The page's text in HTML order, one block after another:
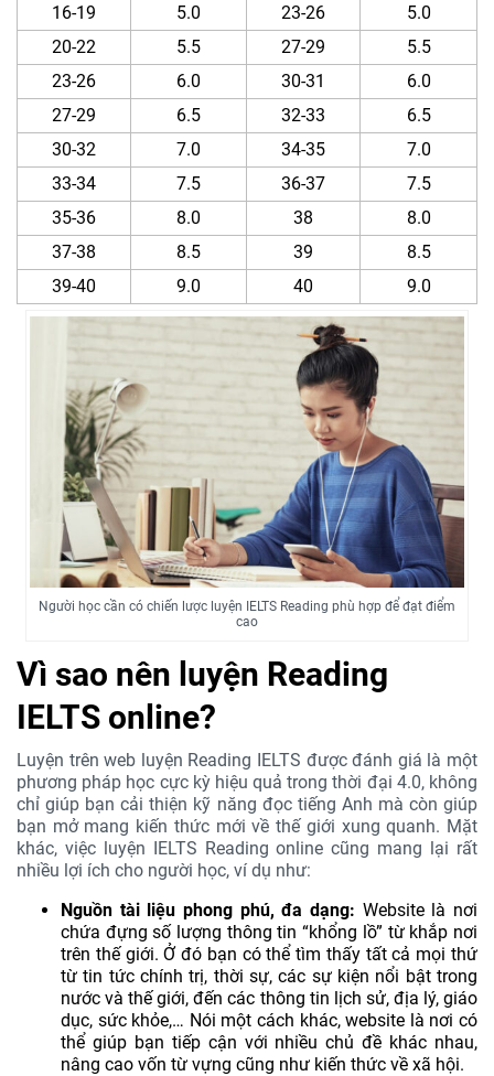
16-19
5.0 23-26
5.0
20-22
5.5 27-29
5.5
23-26
6.0 30-31
6.0
27-29
6.5 32-33
6.5
30-32
7.0 34-35
7.0
33-34
7.5 36-37
7.5
35-36
8.0 38
8.0
37-38
8.5 39
8.5
39-40
9.0 40 9.0
Người học cần có chiến lược luyện IELTS Reading phù hợp để đạt điểm
cao
Vì sao nên luyện Reading
IELTS online?
Luyện trên web luyện Reading IELTS được đánh giá là một
phương pháp học cực kỳ hiệu quả trong thời đại 4.0, không
chỉ giúp bạn cải thiện kỹ năng đọc tiếng Anh mà còn giúp
bạn mở mang kiến thức mới về thế giới xung quanh. Mặt
khác, việc luyện IELTS Reading online cũng mang lại rất
nhiều lợi ích cho người học, ví dụ như:
Nguồn tài liệu phong phú, đa dạng: Website là nơi
chứa đựng số lượng thông tin “khổng lồ” từ khắp nơi
trên thế giới. Ở đó bạn có thể tìm thấy tất cả mọi thứ
từ tin tức chính trị, thời sự, các sự kiện nổi bật trong
nước và thế giới, đến các thông tin lịch sử, địa lý, giáo
dục, sức khỏe,… Nói một cách khác, website là nơi có
thể giúp bạn tiếp cận với nhiều chủ đề khác nhau,
nâng cao vốn từ vựng cũng như kiến thức về xã hội.